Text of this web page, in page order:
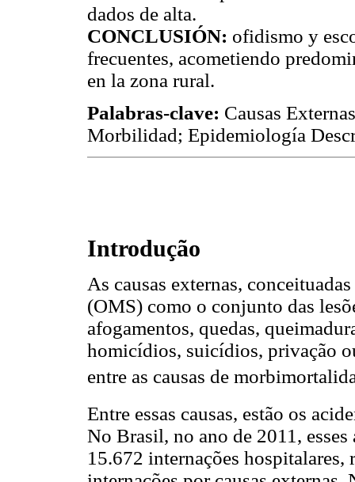
dados de alta.
CONCLUSIÓN: ofidismo y
frecuentes, acometiendo
en la zona rural.
Palabras-clave: Causas
Morbilidad; Epidemiología
Introdução
As causas externas,
(OMS) como o conjunto das
afogamentos, quedas,
homicídios, suicídios, privação
entre as causas de
Entre essas causas, estão os
No Brasil, no ano de 2011,
15.672 internações